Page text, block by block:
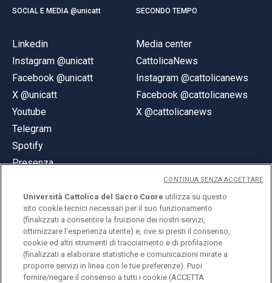
SOCIAL E MEDIA @unicatt
Linkedin
Instagram @unicatt
Facebook @unicatt
X @unicatt
Youtube
Telegram
Spotify
Presenza
SECONDO TEMPO
Media center
CattolicaNews
Instagram @cattolicanews
Facebook @cattolicanews
X @cattolicanews
© Università Cattolica del Sacro Cuore
Largo A. Gemelli 1, 20123 Milano
PI 02133120150
Università Cattolica del Sacro Cuore utilizza su questo
sito cookie tecnici necessari per il suo funzionamento
(finalizzati a consentire la fruizione dei nostri servizi,
ottimizzare l'esperienza utente) e, ove si presti il consenso,
cookie ed altri strumenti di tracciamento e di profilazione
(finalizzati a elaborare statistiche e comunicazioni mirate a
proporre servizi in linea con le tue preferenze). Puoi
fornire/negare il consenso a tutti i cookie (ACCETTA
CONTINUA SENZA ACCETTARE